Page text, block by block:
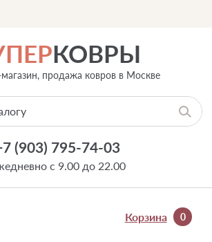
КОВРЫ
продажа ковров в Москве
(903) 795-74-03
с 9.00 до 22.00
Корзина 0